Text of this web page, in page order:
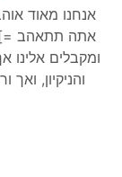
אנחנו מאוד
אתה תתאהב =],
ומקבלים אלינו
והניקיון,